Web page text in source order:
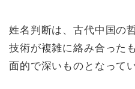
姓名判断は、古代中国の
技術が複雑に絡み合った
面的で深いものとなって